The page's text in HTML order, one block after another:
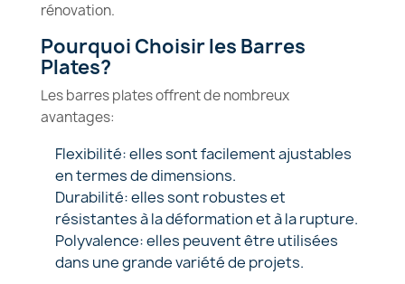
rénovation.
Pourquoi Choisir les Barres
Plates?
Les barres plates offrent de nombreux
avantages:
Flexibilité: elles sont facilement ajustables
en termes de dimensions.
Durabilité: elles sont robustes et
résistantes à la déformation et à la rupture.
Polyvalence: elles peuvent être utilisées
dans une grande variété de projets.